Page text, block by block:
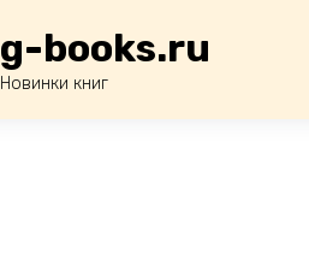
g-books.ru
Новинки книг